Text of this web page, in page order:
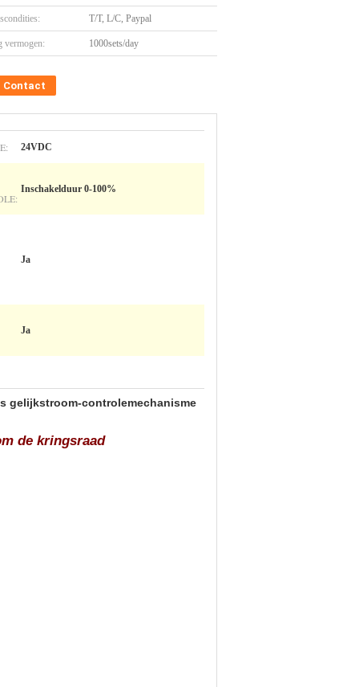
T/T, L/C, Paypal
vermogen: 1000sets/day
Contact
24VDC
Inschakelduur 0-100%
Ja
Ja
gelijkstroom-controlemechanisme
de kringsraad